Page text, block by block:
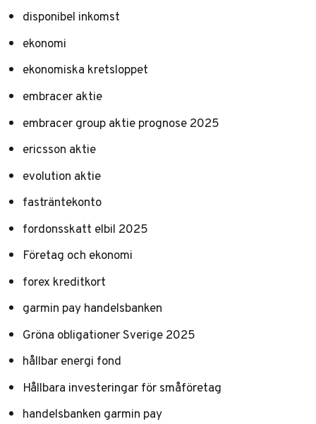
disponibel inkomst
ekonomi
ekonomiska kretsloppet
embracer aktie
embracer group aktie prognose 2025
ericsson aktie
evolution aktie
fasträntekonto
fordonsskatt elbil 2025
Företag och ekonomi
forex kreditkort
garmin pay handelsbanken
Gröna obligationer Sverige 2025
hållbar energi fond
Hållbara investeringar för småföretag
handelsbanken garmin pay